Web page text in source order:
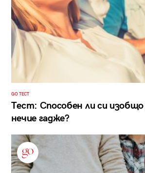
GO ТЕСТ
Тест: Способен ли си
нечие гадже?